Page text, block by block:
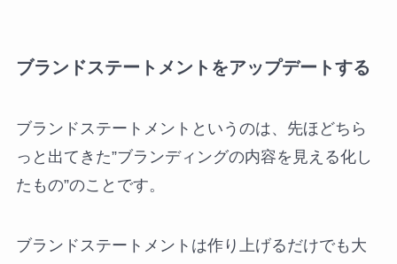
ブランドステートメントをアップデートする
ブランドステートメントというのは、先ほどちら
っと出てきた”ブランディングの内容を見える化し
たもの”のことです。
ブランドステートメントは作り上げるだけでも大